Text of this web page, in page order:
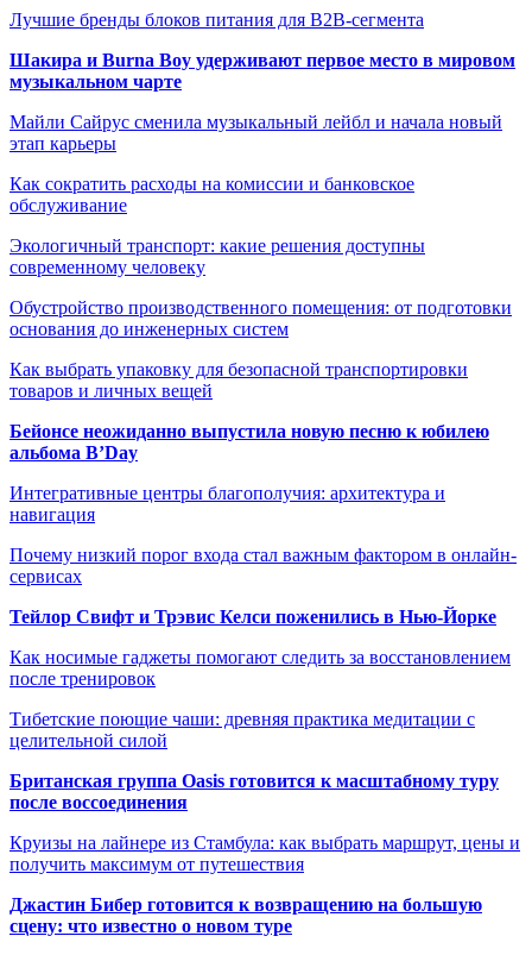
Лучшие бренды блоков питания для B2B-сегмента
Шакира и Burna Boy удерживают первое место в мировом
музыкальном чарте
Майли Сайрус сменила музыкальный лейбл и начала новый
этап карьеры
Как сократить расходы на комиссии и банковское
обслуживание
Экологичный транспорт: какие решения доступны
современному человеку
Обустройство производственного помещения: от подготовки
основания до инженерных систем
Как выбрать упаковку для безопасной транспортировки
товаров и личных вещей
Бейонсе неожиданно выпустила новую песню к юбилею
альбома B’Day
Интегративные центры благополучия: архитектура и
навигация
Почему низкий порог входа стал важным фактором в онлайн-
сервисах
Тейлор Свифт и Трэвис Келси поженились в Нью-Йорке
Как носимые гаджеты помогают следить за восстановлением
после тренировок
Тибетские поющие чаши: древняя практика медитации с
целительной силой
Британская группа Oasis готовится к масштабному туру
после воссоединения
Круизы на лайнере из Стамбула: как выбрать маршрут, цены и
получить максимум от путешествия
Джастин Бибер готовится к возвращению на большую
сцену: что известно о новом туре